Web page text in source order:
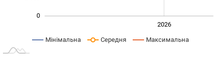
0
2026
Мінімальна Середня Максимальна